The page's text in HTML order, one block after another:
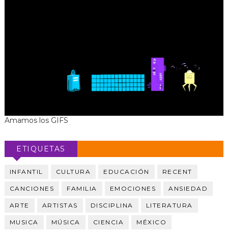
Amamos los GIFS
ETIQUETAS
INFANTIL CULTURA EDUCACIÓN RECENT
CANCIONES FAMILIA EMOCIONES ANSIEDAD
ARTE ARTISTAS DISCIPLINA LITERATURA
MUSICA MÚSICA CIENCIA MÉXICO